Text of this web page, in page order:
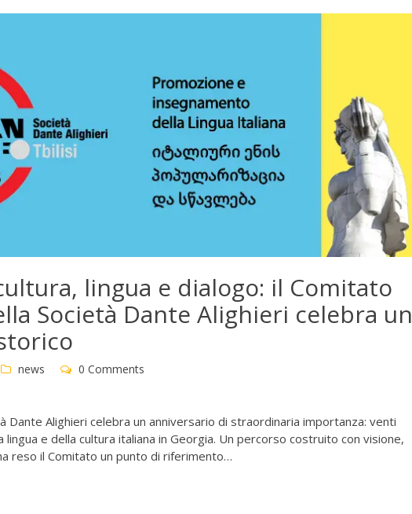
lingua e dialogo: il Comitato
Società Dante Alighieri celebra un
news 0 Comments
Dante Alighieri celebra un anniversario di straordinaria importanza: venti
e della cultura italiana in Georgia. Un percorso costruito con visione,
reso il Comitato un punto di riferimento…